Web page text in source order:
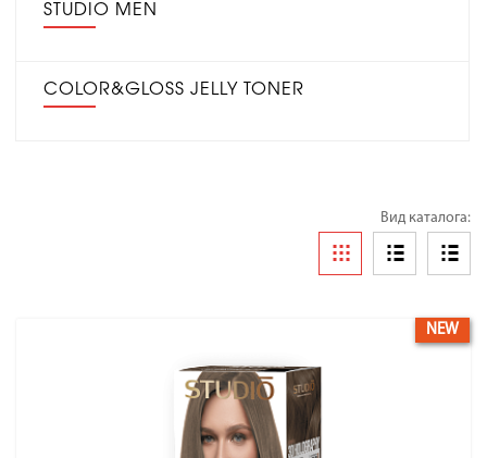
STUDIO MEN
COLOR&GLOSS JELLY TONER
Вид каталога:
NEW